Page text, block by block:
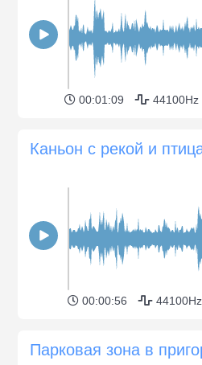
00:01:09 44100Hz
Каньон с рекой и
00:00:56 44100Hz
Парковая зона в